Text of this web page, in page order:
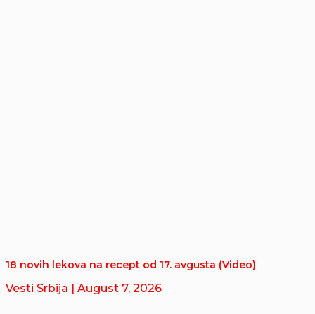
18 novih lekova na recept od 17. avgusta (Video)
Vesti Srbija | August 7, 2026